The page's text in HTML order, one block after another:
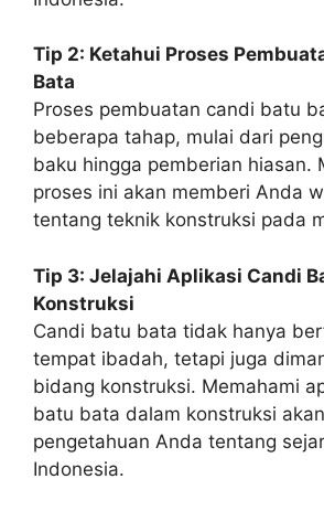
Tip 2: Ketahui Proses
Bata
Proses pembuatan candi batu
beberapa tahap, mulai dari
baku hingga pemberian hiasan.
proses ini akan memberi Anda
tentang teknik konstruksi pada
Tip 3: Jelajahi Aplikasi Candi
Konstruksi
Candi batu bata tidak hanya
tempat ibadah, tetapi juga
bidang konstruksi. Memahami
batu bata dalam konstruksi
pengetahuan Anda tentang
Indonesia.